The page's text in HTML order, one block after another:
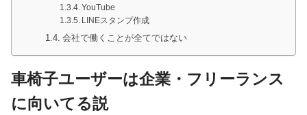
YouTube
LINEスタンプ作成
会社で働くことが全てではない
車椅子ユーザーは企業・フリーランス
に向いてる説